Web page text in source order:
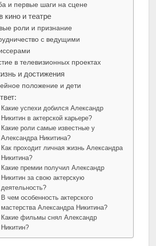
и первые шаги на сцене
кино и театре
роли и признание
с ведущими
в телевизионных проектах
и достижения
положение и дети
Какие успехи добился Александр
Никитин в актерской карьере?
Какие роли самые известные у
Александра Никитина?
Как проходит личная жизнь Александра
Никитина?
Какие премии получил Александр
Никитин за свою актерскую
деятельность?
В чем особенность актерского
мастерства Александра Никитина?
Какие фильмы снял Александр
Никитин?